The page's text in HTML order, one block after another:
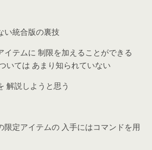
い統合版の裏技
イテムに 制限を加えることができる
いては あまり知られていない
解説しようと思う
限定アイテムの 入手にはコマンドを用